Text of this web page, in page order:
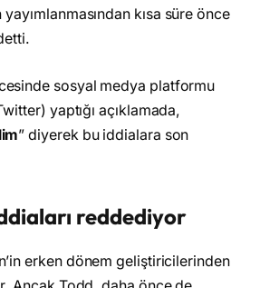
kısa süre önce
sosyal medya platformu
yaptığı açıklamada,
” diyerek bu iddialara son
reddediyor
erken dönem geliştiricilerinden